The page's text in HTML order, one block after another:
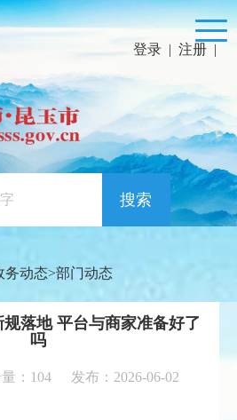
登录 | 注册 |
搜索
务动态>部门动态
落地 平台与商家准备好了
吗
： 104
发布：2026-06-02